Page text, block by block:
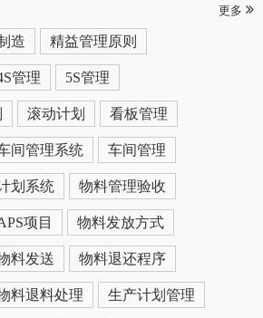
更多
造 精益管理原则
管理 5S管理
滚动计划 看板管理
间管理系统 车间管理
划系统 物料管理验收
项目 物料发放方式
料发送 物料退还程序
料退料处理 生产计划管理